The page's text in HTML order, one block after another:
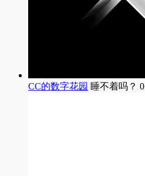
CC的数字花园 睡不着吗？ 0